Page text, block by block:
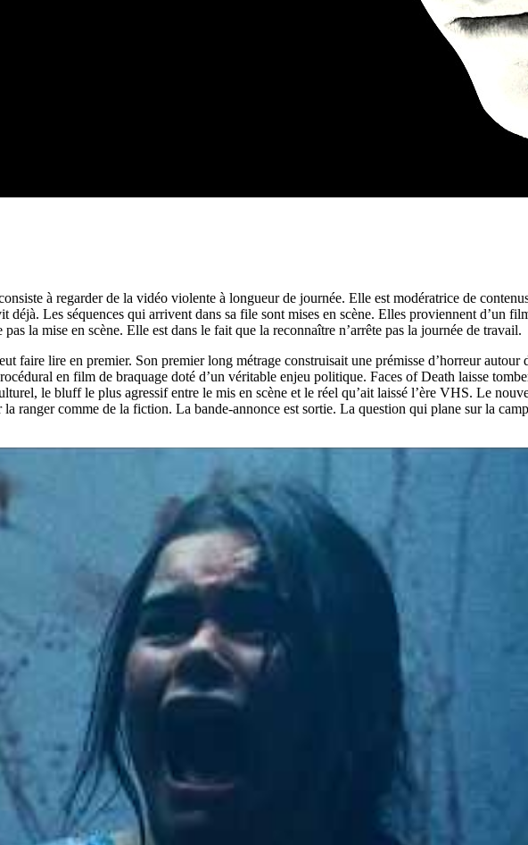
à regarder de la vidéo violente à longueur de journée. Elle est modératrice de
déjà. Les séquences qui arrivent dans sa file sont mises en scène. Elles proviennent d’un
la mise en scène. Elle est dans le fait que la reconnaître n’arrête pas la journée de travail.
faire lire en premier. Son premier long métrage construisait une prémisse d’horreur autour
en film de braquage doté d’un véritable enjeu politique. Faces of Death laisse
le bluff le plus agressif entre le mis en scène et le réel qu’ait laissé l’ère VHS. Le
ranger comme de la fiction. La bande-annonce est sortie. La question qui plane sur la